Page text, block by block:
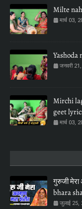
Milte
मार्च 03,
जनवरी
Mirchi
geet
मार्च 03,
गुरुजी
bhara
जुलाई 25,